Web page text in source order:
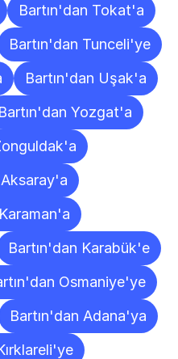
Bartın'dan Tokat'a
Bartın'dan Tunceli'ye
Bartın'dan Uşak'a
Bartın'dan Yozgat'a
Bartın'dan Karabük'e
Osmaniye'ye
Bartın'dan Adana'ya